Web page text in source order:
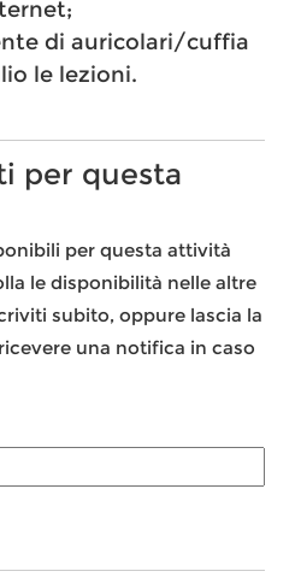
di auricolari/cuffia
le lezioni.
per questa
per questa attività
le disponibilità nelle altre
subito, oppure lascia la
una notifica in caso